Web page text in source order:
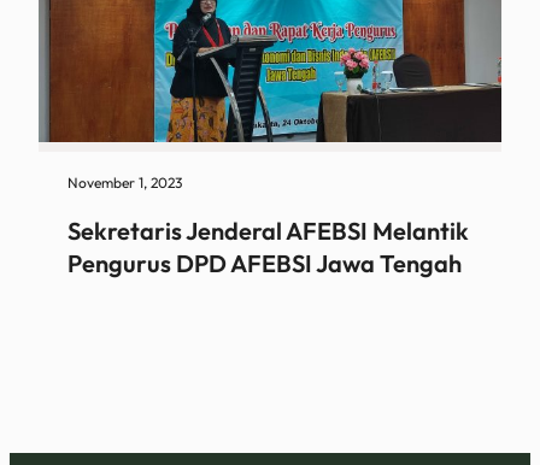
November 1, 2023
Sekretaris Jenderal AFEBSI Melantik
Pengurus DPD AFEBSI Jawa Tengah